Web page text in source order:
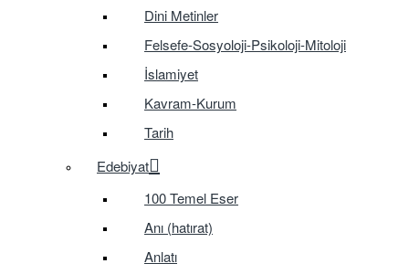
Dini Metinler
Felsefe-Sosyoloji-Psikoloji-Mitoloji
İslamiyet
Kavram-Kurum
Tarih
Edebiyat
100 Temel Eser
Anı (hatırat)
Anlatı